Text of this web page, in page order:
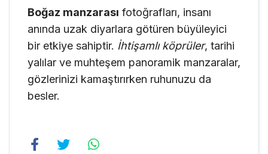
Boğaz manzarası fotoğrafları, insanı
anında uzak diyarlara götüren büyüleyici
bir etkiye sahiptir. İhtişamlı köprüler, tarihi
yalılar ve muhteşem panoramik manzaralar,
gözlerinizi kamaştırırken ruhunuzu da
besler.